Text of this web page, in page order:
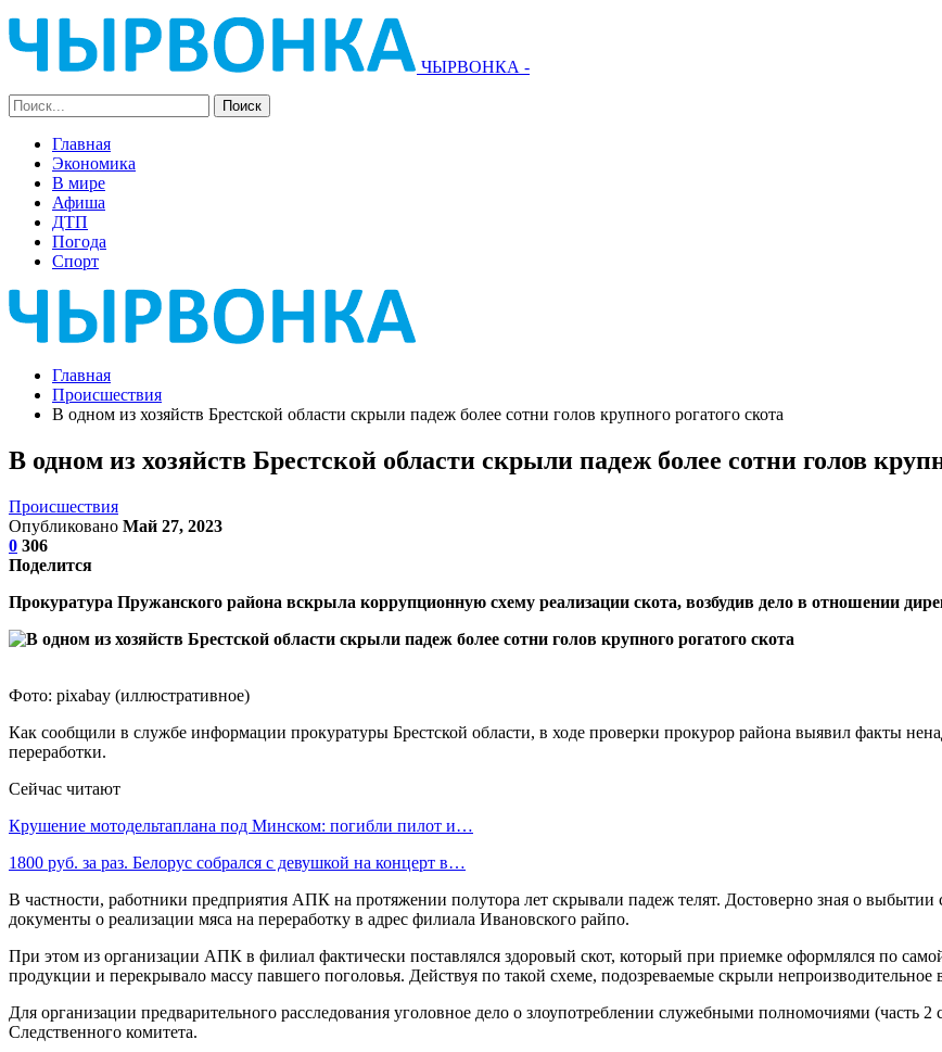
ЧЫРВОНКА -
Главная
Экономика
В мире
Афиша
ДТП
Погода
Спорт
Главная
Происшествия
В одном из хозяйств Брестской области скрыли падеж более сотни голов крупного рогатого скота
В одном из хозяйств Брестской области скрыли падеж более сотни голов
Происшествия
Опубликовано Май 27, 2023
0 306
Поделится
Прокуратура Пружанского района вскрыла коррупционную схему реализации скота, возбудив дело в отношении
Фото: pixabay (иллюстративное)
Как сообщили в службе информации прокуратуры Брестской области, в ходе проверки прокурор района выявил факты
переработки.
Сейчас читают
Крушение мотодельтаплана под Минском: погибли пилот и…
1800 руб. за раз. Белорус собрался с девушкой на концерт в…
В частности, работники предприятия АПК на протяжении полутора лет скрывали падеж телят. Достоверно зная о
документы о реализации мяса на переработку в адрес филиала Ивановского райпо.
При этом из организации АПК в филиал фактически поставлялся здоровый скот, который при приемке оформлялся по
продукции и перекрывало массу павшего поголовья. Действуя по такой схеме, подозреваемые скрыли непроизводительное
Для организации предварительного расследования уголовное дело о злоупотреблении служебными полномочиями
Следственного комитета.